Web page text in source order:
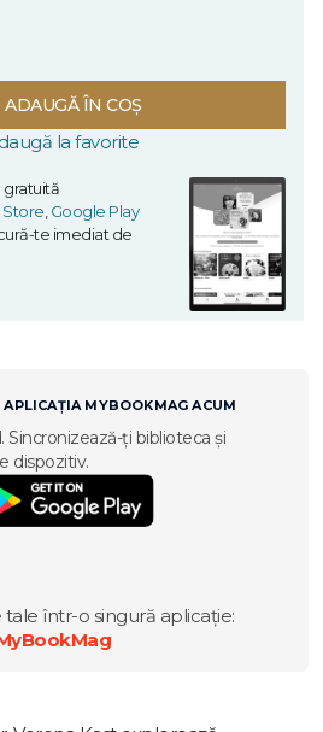
ADAUGĂ ÎN COȘ
la favorite
gratuită
,Google Play
te imediat de
MYBOOKMAG ACUM
Sincronizează-ți biblioteca și
dispozitiv.
într-o singură aplicație: